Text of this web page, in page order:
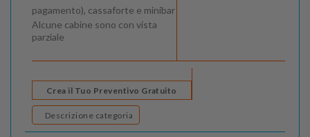
pagamento), cassaforte e minibar
Alcune cabine sono con vista
parziale
Crea il Tuo Preventivo Gratuito
Descrizione categoria